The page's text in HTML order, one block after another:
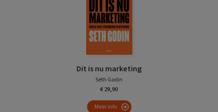
Dit is nu marketing
Seth Godin
€ 29,90
Meer info